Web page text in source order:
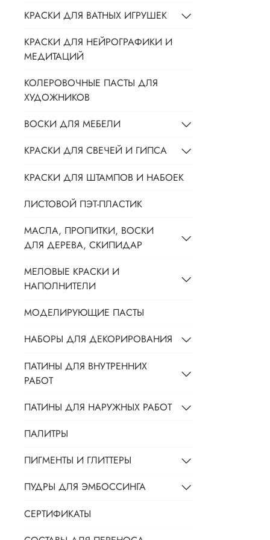
КРАСКИ ДЛЯ ВАТНЫХ ИГРУШЕК
КРАСКИ ДЛЯ НЕЙРОГРАФИКИ И
МЕДИТАЦИЙ
КОЛЕРОВОЧНЫЕ ПАСТЫ ДЛЯ
ХУДОЖНИКОВ
ВОСКИ ДЛЯ МЕБЕЛИ
КРАСКИ ДЛЯ СВЕЧЕЙ И ГИПСА
КРАСКИ ДЛЯ ШТАМПОВ И НАБОЕК
ЛИСТОВОЙ ПЭТ-ПЛАСТИК
МАСЛА, ПРОПИТКИ, ВОСКИ
ДЛЯ ДЕРЕВА, СКИПИДАР
МЕЛОВЫЕ КРАСКИ И
НАПОЛНИТЕЛИ
МОДЕЛИРУЮЩИЕ ПАСТЫ
НАБОРЫ ДЛЯ ДЕКОРИРОВАНИЯ
ПАТИНЫ ДЛЯ ВНУТРЕННИХ
РАБОТ
ПАТИНЫ ДЛЯ НАРУЖНЫХ РАБОТ
ПАЛИТРЫ
ПИГМЕНТЫ И ГЛИТТЕРЫ
ПУДРЫ ДЛЯ ЭМБОССИНГА
СЕРТИФИКАТЫ